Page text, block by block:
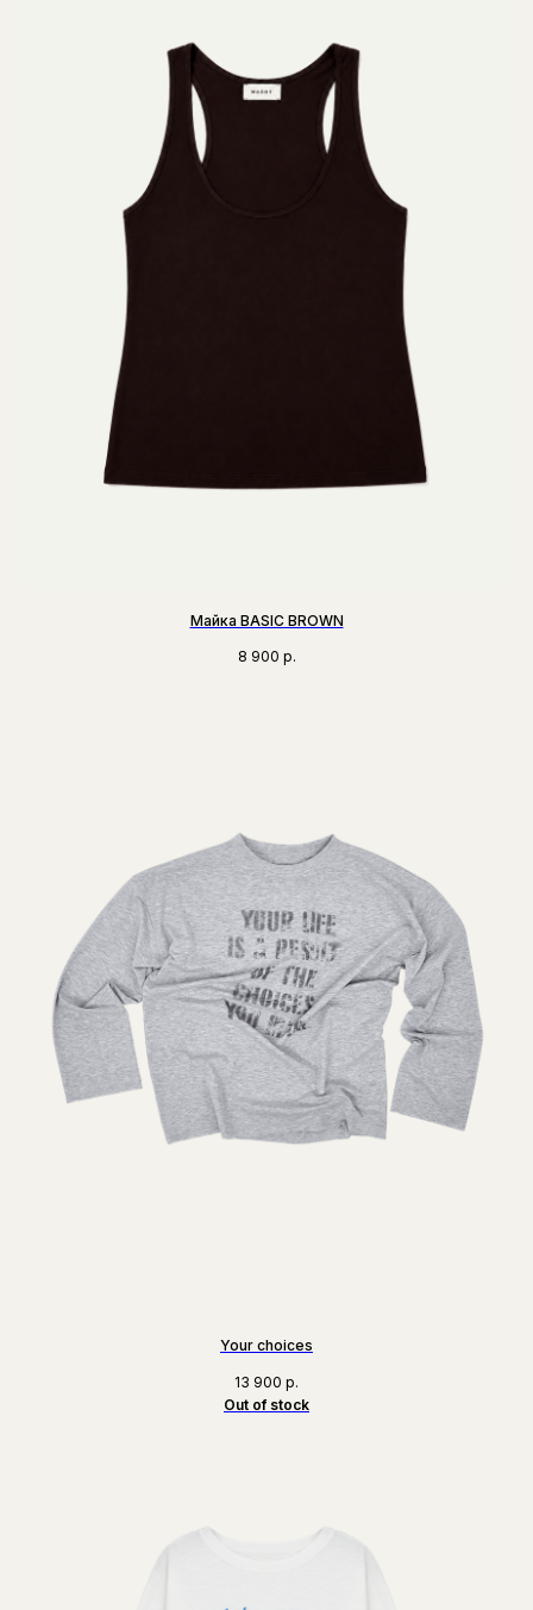
Майка BASIC BROWN
8 900 р.
Your choices
13 900 р.
Out of stock